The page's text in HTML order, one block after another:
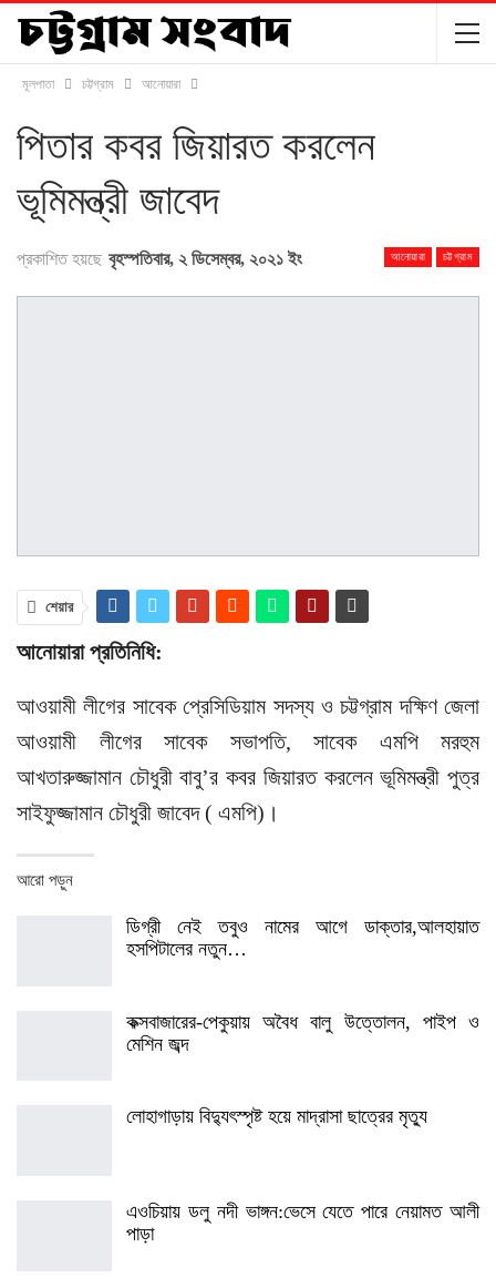
মূলপাতা চট্টগ্রাম আনোয়ারা
পিতার কবর জিয়ারত করলেন
ভূমিমন্ত্রী জাবেদ
আনোয়ারা চট্টগ্রাম
প্রকাশিত হয়ছে বৃহস্পতিবার, ২ ডিসেম্বর, ২০২১ ইং
শেয়ার
আনোয়ারা প্রতিনিধি:
আওয়ামী লীগের সাবেক প্রেসিডিয়াম সদস্য ও চট্টগ্রাম দক্ষিণ জেলা
আওয়ামী লীগের সাবেক সভাপতি, সাবেক এমপি মরহুম
আখতারুজ্জামান চৌধুরী বাবু’র কবর জিয়ারত করলেন ভূমিমন্ত্রী পুত্র
সাইফুজ্জামান চৌধুরী জাবেদ ( এমপি)।
আরো পড়ুন
ডিগ্রী নেই তবুও নামের আগে ডাক্তার,আলহায়াত
হসপিটালের নতুন…
কক্সবাজারের-পেকুয়ায় অবৈধ বালু উত্তোলন, পাইপ ও
মেশিন জব্দ
লোহাগাড়ায় বিদ্যুৎস্পৃষ্ট হয়ে মাদ্রাসা ছাত্রের মৃত্যু
এওচিয়ায় ডলু নদী ভাঙ্গন:ভেসে যেতে পারে নেয়ামত আলী
পাড়া